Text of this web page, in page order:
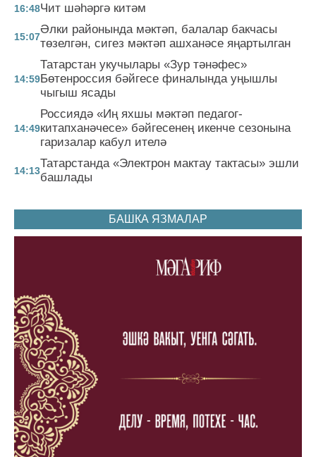
16:48Чит шәһәргә китәм
15:07
Әлки районында мәктәп, балалар бакчасы
төзелгән, сигез мәктәп ашханәсе яңартылган
14:59
Татарстан укучылары «Зур тәнәфес»
Бөтенроссия бәйгесе финалында уңышлы
чыгыш ясады
14:49
Россиядә «Иң яхшы мәктәп педагог-
китапханәчесе» бәйгесенең икенче сезонына
гаризалар кабул ителә
14:13
Татарстанда «Электрон мактау тактасы» эшли
башлады
БАШКА ЯЗМАЛАР